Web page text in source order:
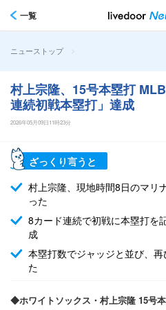
一覧
ニューストップ >
村上宗隆、15号本塁打
連続初戦本塁打」達成
2026年05月09日11時23分
ざっくり言うと
村上宗隆、現地時間8日のマリ
った
8カード連続で初戦に本塁打を
成
本塁打数でジャッジと並び、
た
◆ホワイトソックス・村上宗隆 15号